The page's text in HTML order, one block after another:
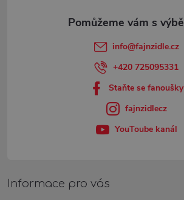
ýInformace pro vás
info@fajnzidle.cz
+420 725095331
Staňte se fanoušky
fajnzidlecz
YouToube kanál